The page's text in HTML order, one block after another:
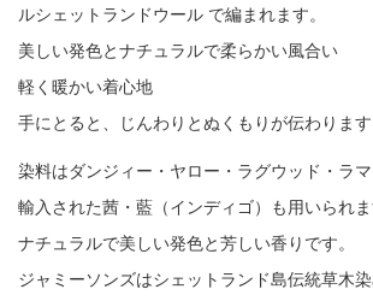
ルシェットランドウール で編まれます。
美しい発色とナチュラルで柔らかい風合い
軽く暖かい着心地
手にとると、じんわりとぬくもりが伝わります
染料はダンジィー・ヤロー・ラグウッド・ラ
輸入された茜・藍（インディゴ）も用いられま
ナチュラルで美しい発色と芳しい香りです。
ジャミーソンズはシェットランド島伝統草木